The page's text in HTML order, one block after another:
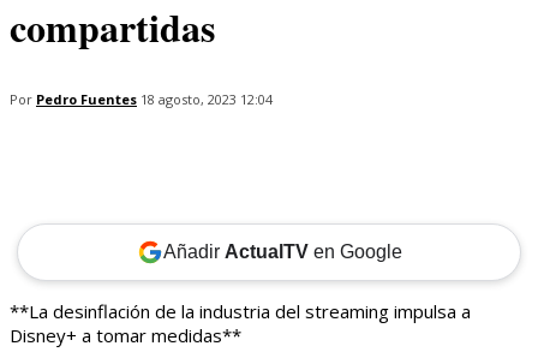
compartidas
Por Pedro Fuentes 18 agosto, 2023 12:04
Añadir ActualTVen Google
**La desinflación de la industria del streaming impulsa a
Disney+ a tomar medidas**